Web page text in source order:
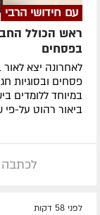
עם חידושי הרבי
ראש הכולל
בפסחים
לאחרונה ​יצא לאור
פסחים ובסוגיות
במיוחד ללומדים
ביאור רהוט על-פי
לכתבה
לפני 58 דקות